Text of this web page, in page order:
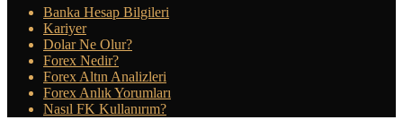
Banka Hesap Bilgileri
Kariyer
Dolar Ne Olur?
Forex Nedir?
Forex Altın Analizleri
Forex Anlık Yorumları
Nasıl FK Kullanırım?